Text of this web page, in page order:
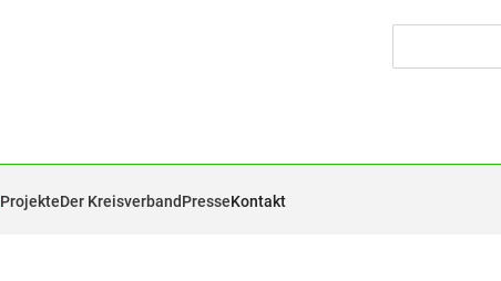
ProjekteDer KreisverbandPresseKontakt